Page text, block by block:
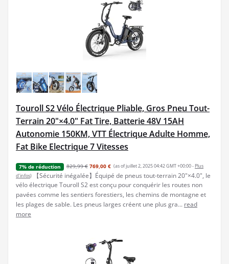
Touroll S2 Vélo Électrique Pliable, Gros Pneu Tout-
Terrain 20"×4.0" Fat Tire, Batterie 48V 15AH
Autonomie 150KM, VTT Électrique Adulte Homme,
Fat Bike Electrique 7 Vitesses
7% de réduction 829,99 € 769,00 € (as of juillet 2, 2025 04:42 GMT +00:00 - Plus
d’infos)
【Sécurité inégalée】Équipé de pneus tout-terrain 20"×4.0", le
vélo électrique Touroll S2 est conçu pour conquérir les routes non
pavées comme les sentiers forestiers, les chemins de montagne et
les plages de sable. Les pneus larges créent une plus gra... read
more